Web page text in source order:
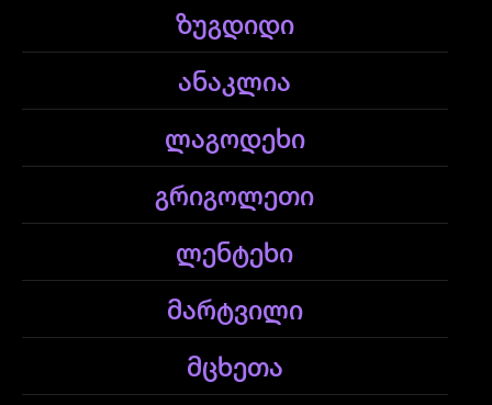
ზუგდიდი
ანაკლია
ლაგოდეხი
გრიგოლეთი
ლენტეხი
მარტვილი
მცხეთა